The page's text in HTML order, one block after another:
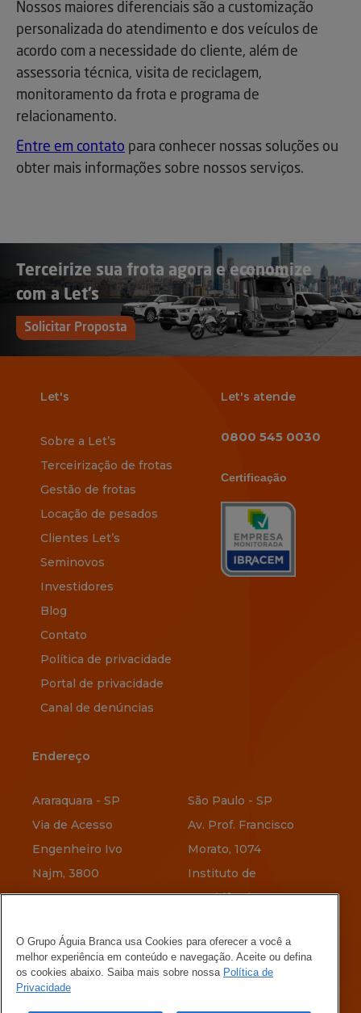
Nossos maiores diferenciais são a customização
personalizada do atendimento e dos veículos de
acordo com a necessidade do cliente, além de
assessoria técnica, visita de reciclagem,
monitoramento da frota e programa de
relacionamento.
Entre em contato para conhecer nossas soluções ou
obter mais informações sobre nossos serviços.
Terceirize sua frota agora e economize
com a Let’s
Solicitar Proposta
Let's
Sobre a Let’s
Terceirização de frotas
Gestão de frotas
Locação de pesados
Clientes Let’s
Seminovos
Investidores
Blog
Contato
Política de privacidade
Portal de privacidade
Canal de denúncias
Let's atende
0800 545 0030
Certificação
Endereço
Araraquara - SP
Via de Acesso
Engenheiro Ivo
Najm, 3800
Av. Jerônimo
Vervloet, 345
Maria Ortiz
São Paulo - SP
Av. Prof. Francisco
Morato, 1074
Instituto de
Previdência
Belo Horizonte - MG
Rua Menotti Muccelli,
O Grupo Águia Branca usa Cookies para oferecer a você a
melhor experiência em conteúdo e navegação. Aceite ou defina
os cookies abaixo. Saiba mais sobre nossa Política de
Privacidade